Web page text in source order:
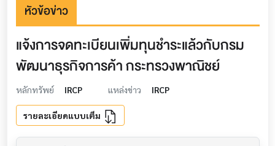
หัวข้อข่าว
แจ้งการจดทะเบียนเพิ่มทุนชำระแล้วกับกรม
พัฒนาธุรกิจการค้า กระทรวงพาณิชย์
หลักทรัพย์ IRCP แหล่งข่าว IRCP
รายละเอียดแบบเต็ม